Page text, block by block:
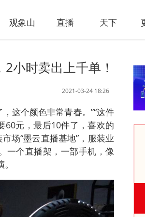
观象山 直播 天下
小时卖出上千单！
2021-03-24 18:26
这个颜色非常青春。”“这件
60元，最后10件了，喜欢的
场“墨云直播基地”，服装业
一个直播架，一部手机，像
。